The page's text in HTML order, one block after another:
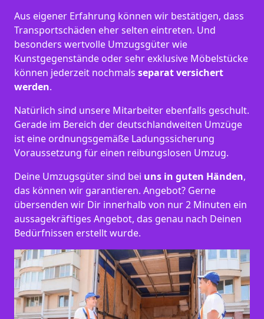
Aus eigener Erfahrung können wir bestätigen, dass
Transportschäden eher selten eintreten. Und
besonders wertvolle Umzugsgüter wie
Kunstgegenstände oder sehr exklusive Möbelstücke
können jederzeit nochmals separat versichert
werden.
Natürlich sind unsere Mitarbeiter ebenfalls geschult.
Gerade im Bereich der deutschlandweiten Umzüge
ist eine ordnungsgemäße Ladungssicherung
Voraussetzung für einen reibungslosen Umzug.
Deine Umzugsgüter sind bei uns in guten Händen,
das können wir garantieren. Angebot? Gerne
übersenden wir Dir innerhalb von nur 2 Minuten ein
aussagekräftiges Angebot, das genau nach Deinen
Bedürfnissen erstellt wurde.